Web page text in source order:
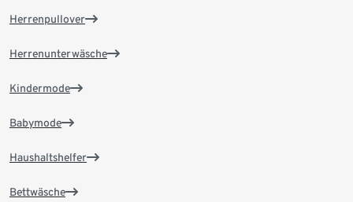
Herrenpullover
Herrenunterwäsche
Kindermode
Babymode
Haushaltshelfer
Bettwäsche